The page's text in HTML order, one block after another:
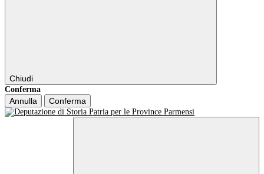
Chiudi
Conferma
Annulla Conferma